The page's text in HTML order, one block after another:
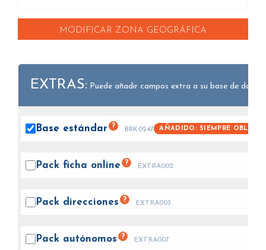
MODIFICAR ZONA GEOGRÁFICA
EXTRAS: Puede añadir campos extra a su base de datos.
Base estándar ? BRK0247 AÑADIDO: SIEMPRE
Pack ficha online ? EXTRA002
Pack direcciones ? EXTRA003
Pack autónomos ? EXTRA007